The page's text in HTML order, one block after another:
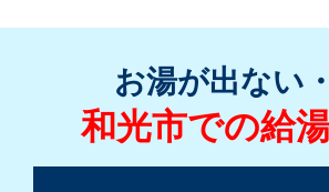
お湯が出ない
和光市での給